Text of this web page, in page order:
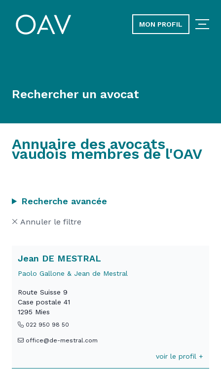
MON PROFIL
Rechercher un avocat
Annuaire des avocats
vaudois membres de l'OAV
Recherche avancée
Annuler le filtre
Jean DE MESTRAL
Paolo Gallone & Jean de Mestral
Route Suisse 9
Case postale 41
1295 Mies
022 950 98 50
office@de-mestral.com
voir le profil +